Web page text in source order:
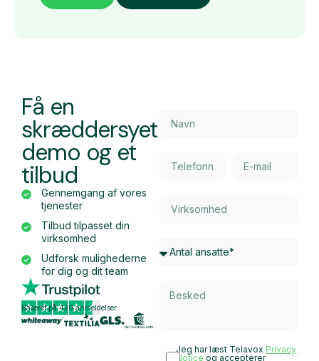
Få en
skræddersyet
demo og et
tilbud
Gennemgang af vores
tjenester
Tilbud tilpasset din
virksomhed
Udforsk mulighederne
for dig og dit team
Baseret på 430 anmeldelser
Jeg har læst Telavox Privacy
Noticeog accepterer